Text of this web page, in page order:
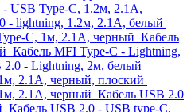
USB Type-C, 1.2м, 2.1A,
- lightning, 1.2м, 2.1A, белый
C, 1м, 2.1A, черный Кабель
Кабель MFI Type-С - Lightning,
2.0 - Lightning, 2м, белый
2.1A, черный, плоский
2.1A, черный Кабель USB 2.0
Кабель USB 2.0 - USB type-C,